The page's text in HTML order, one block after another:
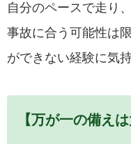
自分のペースで走り
事故に合う可能性は
ができない経験に気
【万が一の備えは